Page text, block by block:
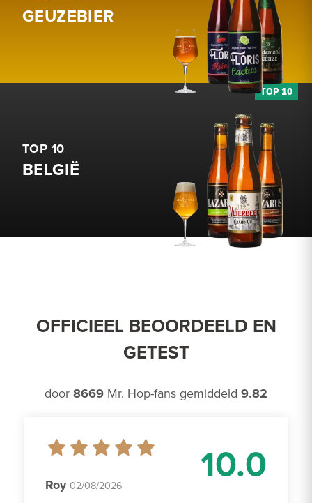
GEUZEBIER
TOP 10
BELGIË
OFFICIEEL BEOORDEELD EN
GETEST
door 8669 Mr. Hop-fans gemiddeld 9.82
10.0
Roy 02/08/2026